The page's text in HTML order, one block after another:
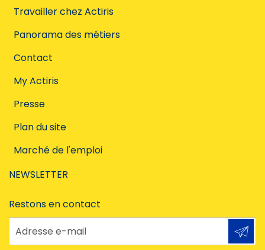
Travailler chez Actiris
Panorama des métiers
Contact
My Actiris
Presse
Plan du site
Marché de l'emploi
NEWSLETTER
Restons en contact
Adresse e-mail